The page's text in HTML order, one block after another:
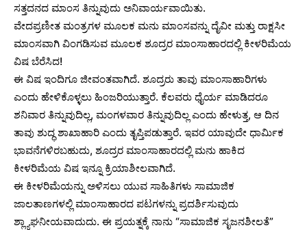
ಸತ್ತದನದ ಮಾಂಸ ತಿನ್ನುವುದು ಅನಿವಾರ್ಯವಾಯಿತು.
ವೇದಪ್ರಣೀತ ಮಂತ್ರಗಳ ಮೂಲಕ ಮನು ಮಾಂಸವನ್ನು ದೈವೀ ಮತ್ತು ರಾಕ್ಷಸೀ
ಮಾಂಸವಾಗಿ ವಿಂಗಡಿಸುವ ಮೂಲಕ ಶೂದ್ರರ ಮಾಂಸಾಹಾರದಲ್ಲಿ ಕೀಳರಿಮೆಯ
ವಿಷ ಬೆರೆಸಿದ!
ಈ ವಿಷ ಇಂದಿಗೂ ಜೀವಂತವಾಗಿದೆ. ಶೂದ್ರರು ತಾವು ಮಾಂಸಾಹಾರಿಗಳು
ಎಂದು ಹೇಳಿಕೊಳ್ಳಲು ಹಿಂಜರಿಯುತ್ತಾರೆ. ಕೆಲವರು ಧೈರ್ಯ ಮಾಡಿದರೂ
ಶನಿವಾರ ತಿನ್ನುವುದಿಲ್ಲ, ಮಂಗಳವಾರ ತಿನ್ನುವುದಿಲ್ಲ ಎಂದು ಹೇಳುತ್ತ, ಆ ದಿನ
ತಾವು ಶುದ್ಧ ಶಾಖಾಹಾರಿ ಎಂದು ತೃಪ್ತಿಪಡುತ್ತಾರೆ. ಇವರ ಯಾವುದೇ ಧಾರ್ಮಿಕ
ಭಾವನೆಗಳಿರಬಹುದು, ಶೂದ್ರರ ಮಾಂಸಾಹಾರದಲ್ಲಿ ಮನು ಹಾಕಿದ
ಕೀಳರಿಮೆಯ ವಿಷ ಇನ್ನೂ ಕ್ರಿಯಾಶೀಲವಾಗಿದೆ.
ಈ ಕೀಳರಿಮೆಯನ್ನು ಅಳಿಸಲು ಯುವ ಸಾಹಿತಿಗಳು ಸಾಮಾಜಿಕ
ಜಾಲತಾಣಗಳಲ್ಲಿ ಮಾಂಸಾಹಾರದ ಪಟಗಳನ್ನು ಪ್ರದರ್ಶಿಸುವುದು
ಶ್ಲ್ಯಾಘನೀಯವಾದುದು. ಈ ಪ್ರಯತ್ನಕ್ಕೆ ನಾನು “ಸಾಮಾಜಿಕ ಸೃಜನಶೀಲತೆ”